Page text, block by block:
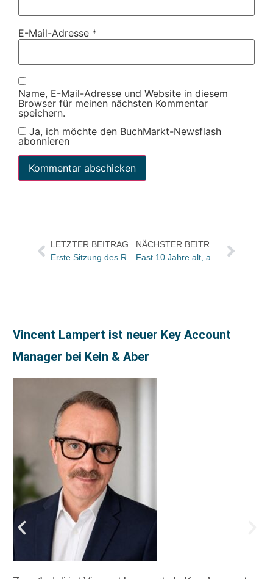
E-Mail-Adresse *
Name, E-Mail-Adresse und Website in diesem
Browser für meinen nächsten Kommentar
speichern.
Ja, ich möchte den BuchMarkt-Newsflash
abonnieren
LETZTER BEITRAG
Vincent Lampert ist neuer Key Account
Manager bei Kein & Aber